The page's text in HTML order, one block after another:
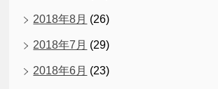
2018年8月 (26)
2018年7月 (29)
2018年6月 (23)